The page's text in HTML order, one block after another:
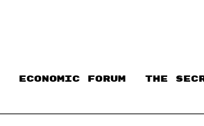
ECONOMIC FORUM THE